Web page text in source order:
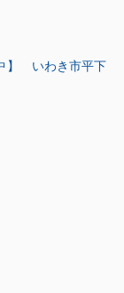
】 いわき市平下